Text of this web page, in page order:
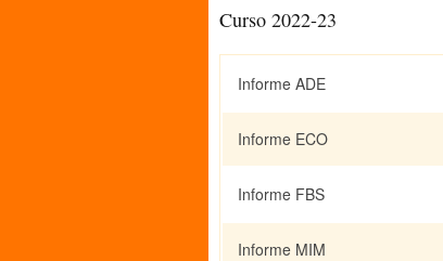
Curso 2022-23
Informe ADE
Informe ECO
Informe FBS
Informe MIM